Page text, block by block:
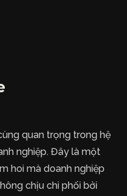
quan trọng trong hệ
nghiệp. Đây là một
hoi mà doanh nghiệp
chịu chi phối bởi